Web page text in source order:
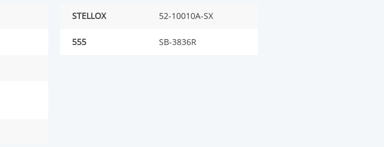
STELLOX 52-10010A-SX
555 SB-3836R